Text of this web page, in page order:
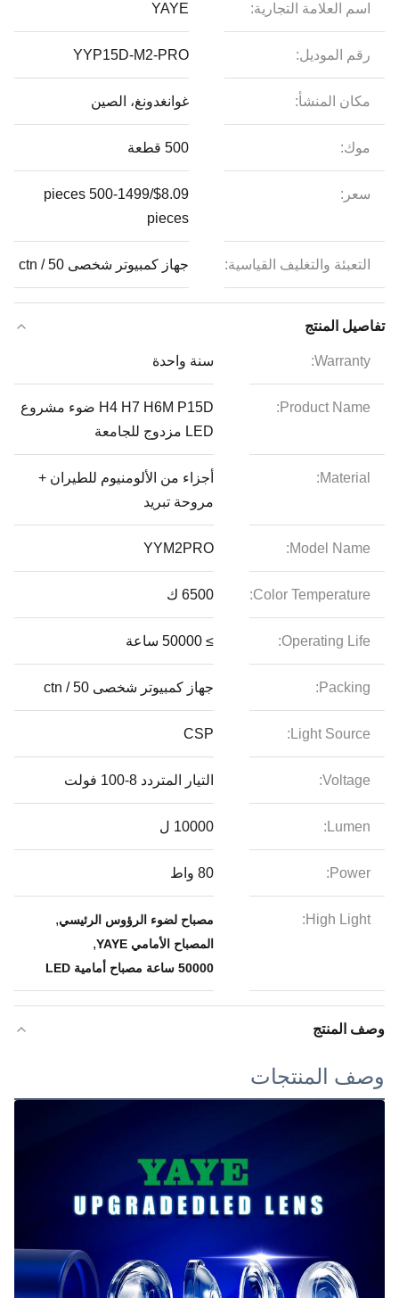
اسم العلامة التجارية: YAYE
رقم الموديل: YYP15D-M2-PRO
مكان المنشأ: غوانغدونغ، الصين
موك: 500 قطعة
سعر:
$8.09/pieces 500-1499
pieces
التعبئة والتغليف القياسية: جهاز كمبيوتر شخصى 50 / ctn
تفاصيل المنتج
Warranty: سنة واحدة
Product Name:
H4 H7 H6M P15D ضوء مشروع
LED مزدوج للجامعة
Material:
أجزاء من الألومنيوم للطيران +
مروحة تبريد
Model Name:
YYM2PRO
Color Temperature: 6500 ك
Operating Life: ≥ 50000 ساعة
Packing: جهاز كمبيوتر شخصى 50 / ctn
Light Source:
CSP
Voltage: التيار المتردد 8-100 فولت
Lumen: 10000 ل
Power: 80 واط
High Light: مصباح لضوء الرؤوس الرئيسي,
المصباح الأمامي YAYE ,
50000 ساعة مصباح أمامية LED
وصف المنتج
وصف المنتجات